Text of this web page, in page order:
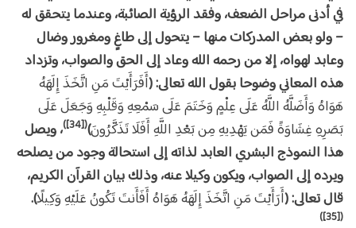
في أدنى مراحل الضعف، وفقد الرؤية الصائبة، وعندما يتحقق له
– ولو بعض المدركات منها – يتحول إلى طاغٍ ومغرور وضال
وعابد لهواه، إلا من رحمه الله وعاد إلى الحق والصواب، وتزداد
هذه المعاني وضوحا بقول الله تعالى: (أَفَرَأَيْتَ مَنِ اتَّخَذَ إِلَهَهُ
هَوَاهُ وَأَضَلَّهُ اللَّهُ عَلَى عِلْمٍ وَخَتَمَ عَلَى سَمْعِهِ وَقَلْبِهِ وَجَعَلَ عَلَى
بَصَرِهِ غِشَاوَةً فَمَن يَهْدِيهِ مِن بَعْدِ اللَّهِ أَفَلَا تَذَكَّرُونَ)
([34])
، ويصل
هذا النموذج البشري العابد لذاته إلى استحالة وجود من يصلحه
ويرده إلى الصواب، ويكون وكيلا عنه، وذلك بيان القرآن الكريم،
قال تعالى: (أَرَأَيْتَ مَنِ اتَّخَذَ إِلَهَهُ هَوَاهُ أَفَأَنتَ تَكُونُ عَلَيْهِ وَكِيلًا).
([35])